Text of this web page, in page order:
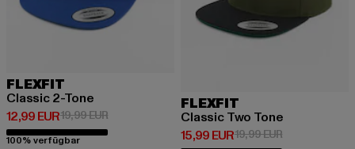
FLEXFIT
Classic 2-Tone
12,99 EUR
Derzeitiger Preis: 12,99 EUR
19,99 EURAktionspreis: 19,99 EUR
100% verfügbar
FLEXFIT
Classic Two Tone
15,99 EUR
Derzeitiger Preis: 15,99 EUR
19,99 EURAktionspreis: